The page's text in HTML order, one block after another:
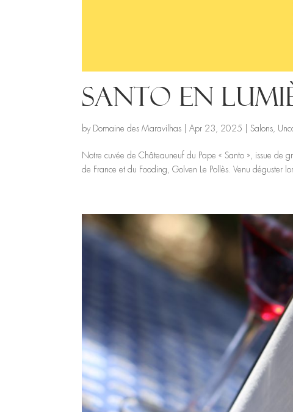
Santo en
by Domaine des Maravilhas |Apr 23, 2025 |Salons,
Notre cuvée de Châteauneuf du Pape « Santo », issue de
de France et du Fooding, Golven Le Pollès. Venu déguster